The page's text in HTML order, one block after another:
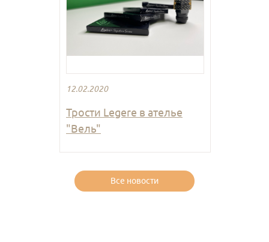
12.02.2020
Трости Legere в ателье
"Вель"
Все новости